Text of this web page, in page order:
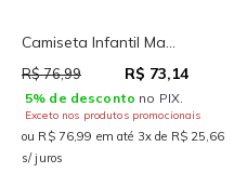
Camiseta Infantil Ma...
R$ 76,99 R$ 73,14
5% de desconto no PIX.
Exceto nos produtos promocionais
ou R$ 76,99 em até 3x de R$ 25,66
s/ juros